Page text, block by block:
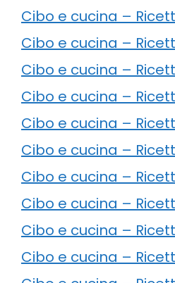
Cibo e cucina –
Cibo e cucina –
Cibo e cucina –
Cibo e cucina –
Cibo e cucina –
Cibo e cucina –
Cibo e cucina –
Cibo e cucina –
Cibo e cucina –
Cibo e cucina –